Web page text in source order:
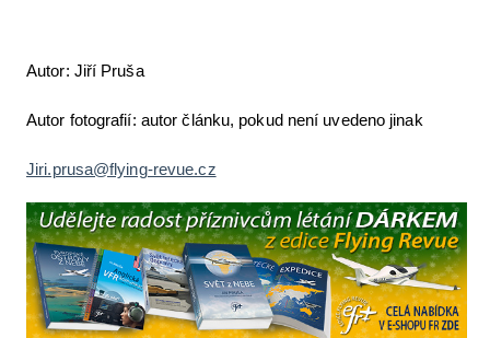
Autor: Jiří Pruša
Autor fotografií: autor článku, pokud není uvedeno jinak
Jiri.prusa@flying-revue.cz